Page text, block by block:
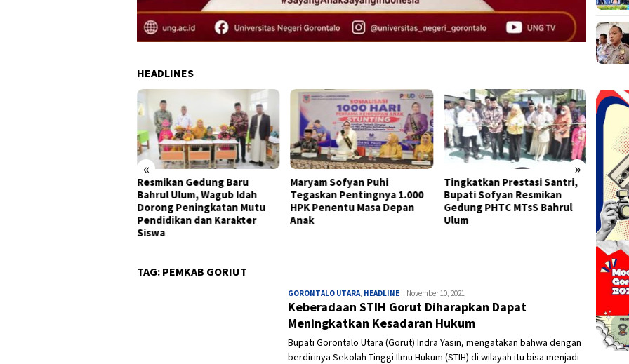
HEADLINES
« »
Resmikan Gedung Baru
Bahrul Ulum, Wagub Idah
Dorong Peningkatan Mutu
Pendidikan dan Karakter
Siswa
Maryam Sofyan Puhi
Tegaskan Pentingnya 1.000
HPK Penentu Masa Depan
Anak
Tingkatkan Prestasi Santri,
Bupati Sofyan Resmikan
Gedung PHTC MTsS Bahrul
Ulum
Kota
dan
TAG: PEMKAB GORIUT
GORONTALO UTARA HEADLINE Ivan
November 10, 2021
Keberadaan STIH Gorut Diharapkan Dapat
Meningkatkan Kesadaran Hukum
Bupati Gorontalo Utara (Gorut) Indra Yasin, mengatakan bahwa dengan
berdirinya Sekolah Tinggi Ilmu Hukum (STIH) di wilayah itu bisa menjadi